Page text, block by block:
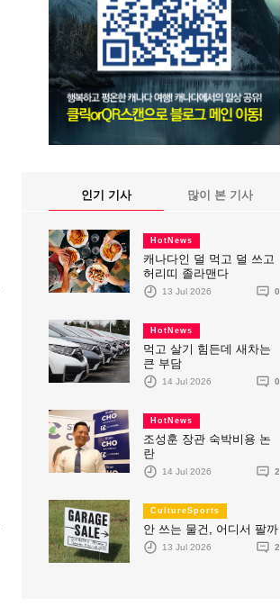
인기 기사 많이 본 기사
HotNews
캐나다인 덜 먹고 덜 쓰고
허리띠 졸라맨다
13 Jul 2026 0
HotNews
먹고 살기 힘든데 새차는
큰 부담
14 Jul 2026 0
HotNews
조성훈 장관 숙박비용 논
란
14 Jul 2026 2
CultureSports
안 쓰는 물건, 어디서 팔까
13 Jul 2026 2